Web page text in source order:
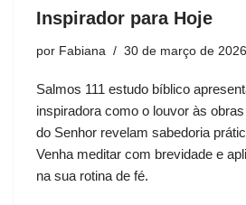
Inspirador para Hoje
por Fabiana 30 de março de 2026
Salmos 111 estudo bíblico
inspiradora como o louvor às
do Senhor revelam sabedoria
Venha meditar com brevidade e
na sua rotina de fé.